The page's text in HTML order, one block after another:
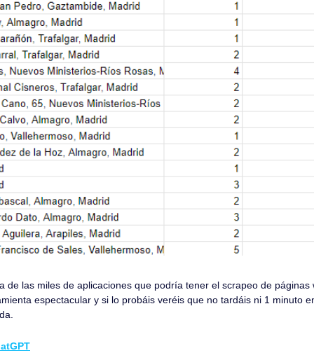
de las miles de aplicaciones que podría tener el scrapeo de páginas
espectacular y si lo probáis veréis que no tardáis ni 1 minuto